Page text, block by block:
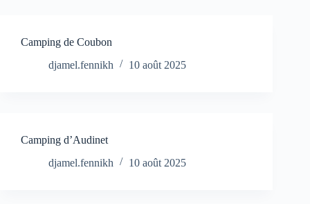
Camping de Coubon
djamel.fennikh
10 août 2025
Camping d’Audinet
djamel.fennikh
10 août 2025